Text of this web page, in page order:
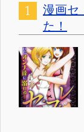
漫画セ
た！